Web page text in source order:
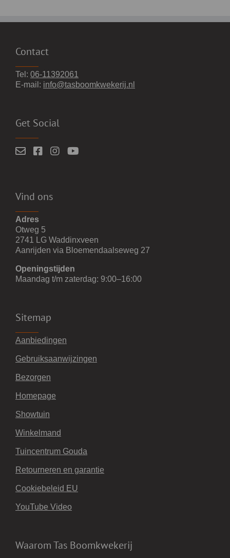
Contact
Tel: 06-11392061
E-mail: info@tasboomkwekerij.nl
Get Social
Vind ons
Adres
Otweg 5
2741 LG Waddinxveen
Aanrijden via Bloemendaalseweg 27
Openingstijden
Maandag t/m zaterdag: 9:00–16:00
Sitemap
Aanbiedingen
Gebruiksaanwijzingen
Bezorgen
Homepage
Showtuin
Winkelmand
Tuincentrum Gouda
Retourneren en garantie
Cookiebeleid EU
YouTube Video
Waarom Tas Boomkwekerij